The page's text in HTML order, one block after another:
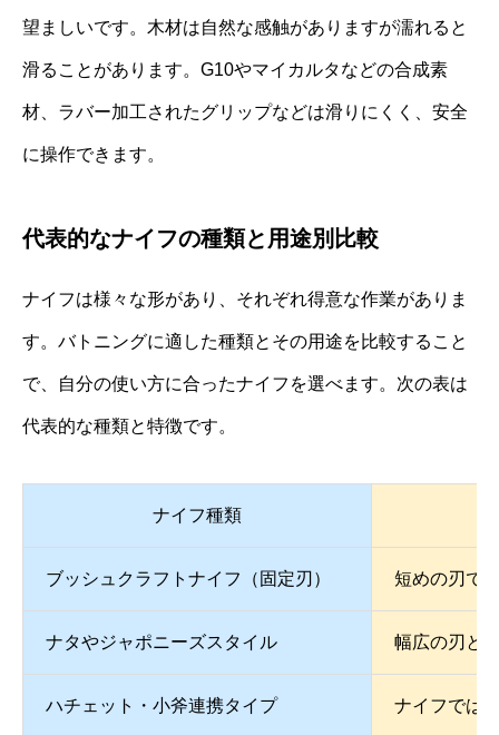
望ましいです。木材は自然な感触がありますが濡れると
滑ることがあります。G10やマイカルタなどの合成素
材、ラバー加工されたグリップなどは滑りにくく、安全
に操作できます。
代表的なナイフの種類と用途別比較
ナイフは様々な形があり、それぞれ得意な作業がありま
す。バトニングに適した種類とその用途を比較すること
で、自分の使い方に合ったナイフを選べます。次の表は
代表的な種類と特徴です。
ナイフ種類
ブッシュクラフトナイフ（固定刃） 短めの刃で
ナタやジャポニーズスタイル 幅広の刃と
ハチェット・小斧連携タイプ ナイフでは